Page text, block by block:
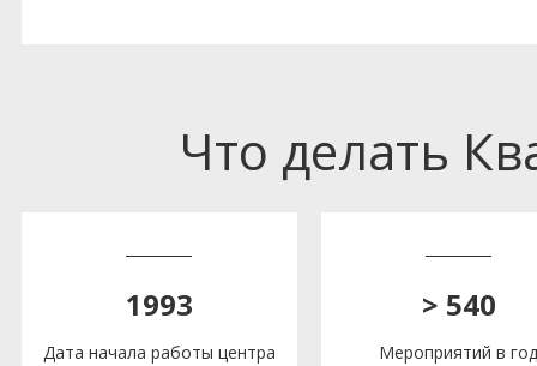
Что делать
1993
Дата начала работы центра
> 540
Мероприятий в год